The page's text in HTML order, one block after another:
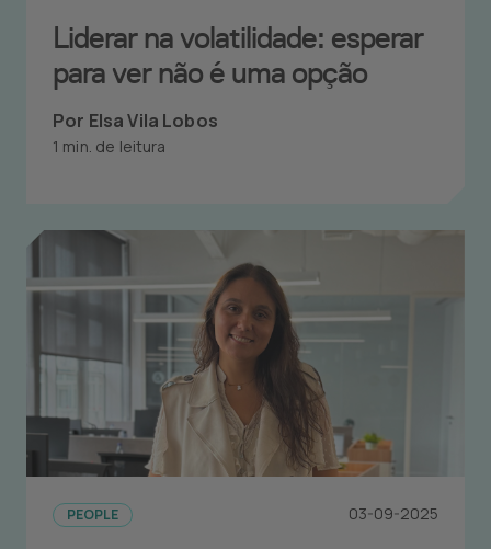
Liderar na volatilidade: esperar
para ver não é uma opção
Por Elsa Vila Lobos
1 min. de leitura
PEOPLE 03-09-2025